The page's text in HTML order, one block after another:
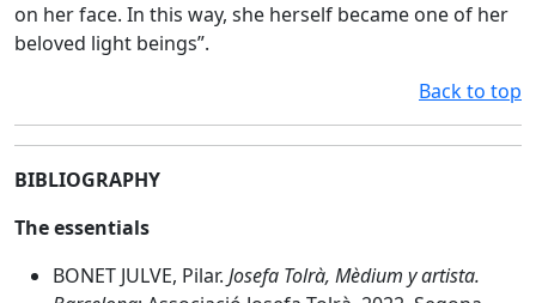
on her face. In this way, she herself became one of her
beloved light beings”.
Back to top
BIBLIOGRAPHY
The essentials
BONET JULVE, Pilar. Josefa Tolrà, Mèdium y artista.